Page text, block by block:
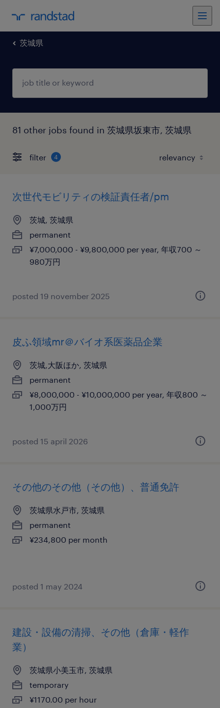
茨城県
81 other jobs found in 茨城県坂東市, 茨城県
filter 4
次世代モビリティの検証責任者/pm
茨城, 茨城県
permanent
¥7,000,000 - ¥9,800,000 per year, 年収700 ～
980万円
posted 19 november 2025
皮ふ領域mr＠バイオ系医薬品企業
茨城,大阪ほか, 茨城県
permanent
¥8,000,000 - ¥10,000,000 per year, 年収800 ～
1,000万円
posted 15 april 2026
その他のその他（その他）、普通免許
茨城県水戸市, 茨城県
permanent
¥234,800 per month
posted 1 may 2024
建設・設備の清掃、その他（倉庫・軽作
業）
茨城県小美玉市, 茨城県
temporary
¥1170.00 per hour